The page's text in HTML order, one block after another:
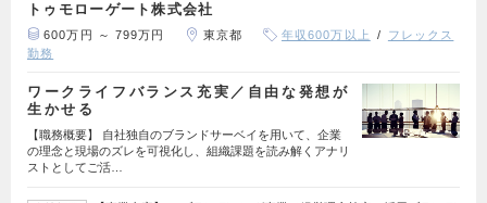
トゥモローゲート株式会社
600万円 ～ 799万円 東京都 年収600万以上
フレックス
勤務
ワークライフバランス充実／自由な発想が
生かせる
【職務概要】 自社独自のブランドサーベイを用いて、企業
の理念と現場のズレを可視化し、組織課題を読み解くアナリ
ストとしてご活…